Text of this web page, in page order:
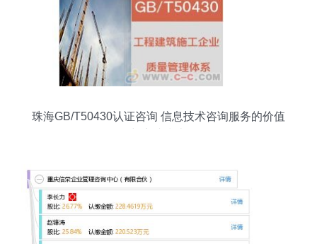
珠海GB/T50430认证咨询 信息技术咨询服务的价值